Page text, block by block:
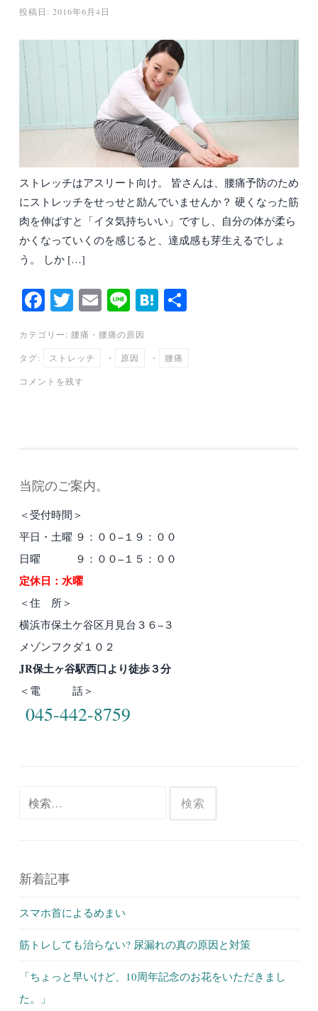
投稿日: 2016年6月4日
ストレッチはアスリート向け。 皆さんは、腰痛予防のため
にストレッチをせっせと励んでいませんか？ 硬くなった筋
肉を伸ばすと「イタ気持ちいい」ですし、自分の体が柔ら
かくなっていくのを感じると、達成感も芽生えるでしょ
う。 しか […]
Fa
ce
bo
ok
T
wi
tte
r
E
m
ail
Li
ne
H
a
カテゴリー: 腰痛 ・ 腰痛の原因
タグ: ストレッチ ・ 原因 ・ 腰痛
コメントを残す
当院のご案内。
＜受付時間＞
平日・土曜 ９：００−１９：００
日曜 ９：００−１５：００
定休日：水曜
＜住 所＞
横浜市保土ケ谷区月見台３６−３
メゾンフクダ１０２
JR保土ヶ谷駅西口より徒歩３分
＜電 話＞
045-442-8759
新着記事
スマホ首によるめまい
筋トレしても治らない? 尿漏れの真の原因と対策
「ちょっと早いけど、10周年記念のお花をいただきまし
た。」